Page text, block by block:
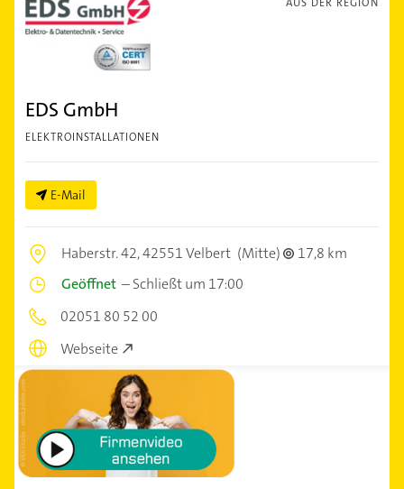
EDS GmbH
ELEKTROINSTALLATIONEN
E-Mail
Haberstr. 42,42551 Velbert (Mitte)
17,8 km
Geöffnet –Schließt um 17:00
02051 80 52 00
Webseite